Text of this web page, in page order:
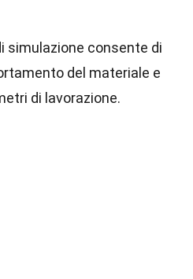
simulazione consente di
del materiale e
di lavorazione.